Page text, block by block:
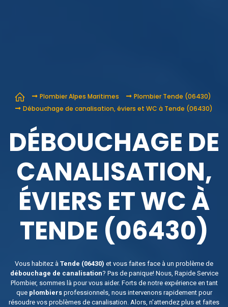
Plombier Alpes Maritimes
Plombier Tende (06430)
Débouchage de canalisation, éviers et WC à Tende (06430)
DÉBOUCHAGE DE
CANALISATION,
ÉVIERS ET WC À
TENDE (06430)
Vous habitez à Tende (06430) et vous faites face à un problème de
débouchage de canalisation? Pas de panique! Nous, Rapide Service
Plombier, sommes là pour vous aider. Forts de notre expérience en tant
que plombiersprofessionnels, nous intervenons rapidement pour
résoudre vos problèmes de canalisation. Alors, n'attendez plus et faites